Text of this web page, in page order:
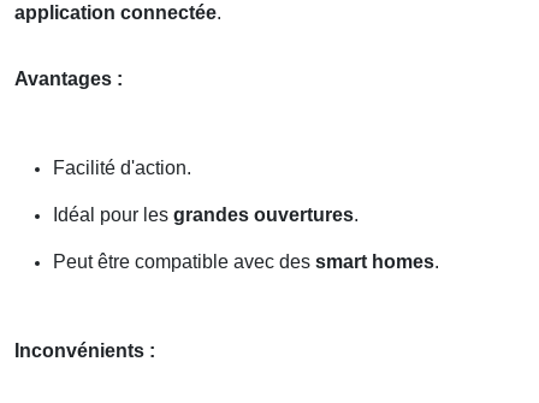
application connectée.
Avantages :
Facilité d'action.
Idéal pour les grandes ouvertures.
Peut être compatible avec des smart homes.
Inconvénients :